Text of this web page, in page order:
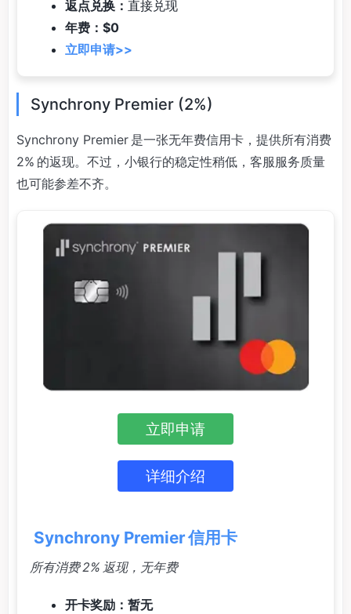
返点兑换： 直接兑现
年费：$0
立即申请>>
Synchrony Premier (2%)
Synchrony Premier 是一张无年费信用卡，提供所有消费
2% 的返现。不过，小银行的稳定性稍低，客服服务质量
也可能参差不齐。
立即申请
详细介绍
Synchrony Premier 信用卡
所有消费 2% 返现，无年费
开卡奖励：暂无